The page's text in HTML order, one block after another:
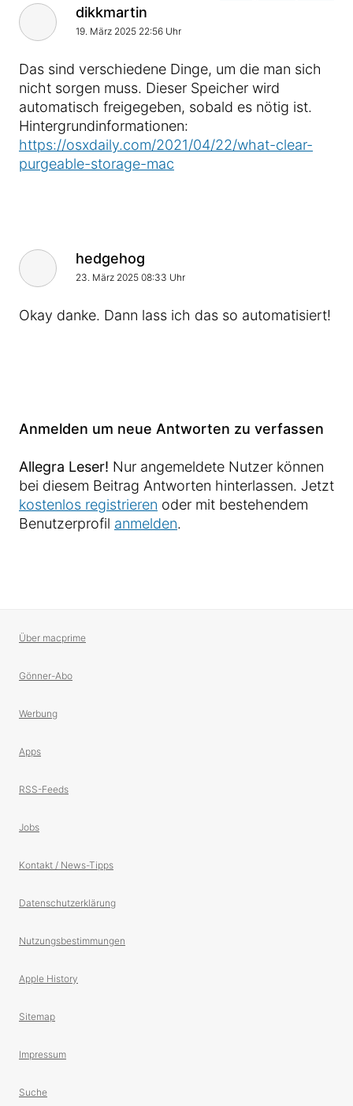
dikkmartin
19. März 2025 22:56 Uhr
Das sind verschiedene Dinge, um die man sich
nicht sorgen muss. Dieser Speicher wird
automatisch freigegeben, sobald es nötig ist.
Hintergrundinformationen:
https://osxdaily.com/2021/04/22/what-clear-
purgeable-storage-mac
hedgehog
23. März 2025 08:33 Uhr
Okay danke. Dann lass ich das so automatisiert!
Anmelden um neue Antworten zu verfassen
Allegra Leser! Nur angemeldete Nutzer können
bei diesem Beitrag Antworten hinterlassen. Jetzt
kostenlos registrieren oder mit bestehendem
Benutzerprofil anmelden.
Über macprime
Gönner-Abo
Werbung
Apps
RSS-Feeds
Jobs
Kontakt / News-Tipps
Datenschutzerklärung
Nutzungsbestimmungen
Apple History
Sitemap
Impressum
Suche